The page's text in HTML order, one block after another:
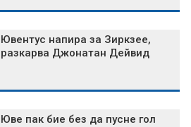
Ювентус напира за Зиркзее,
разкарва Джонатан Дейвид
Юве пак бие без да пусне гол